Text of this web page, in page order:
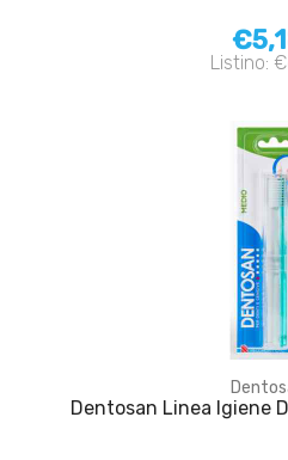
Listino:
Dentosan Linea Igiene